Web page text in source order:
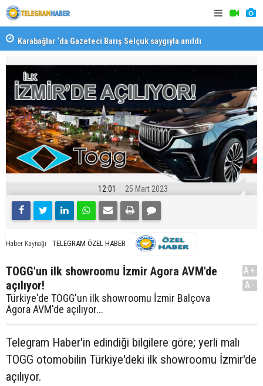
Karabağlar ‘da Gazeteci Barış Selçuk saygıyla anıldı
12:01 25 Mart 2023
Haber Kaynağı TELEGRAM ÖZEL HABER
TOGG'un ilk showroomu İzmir Agora AVM'de
açılıyor!
Türkiye'de TOGG'un ilk showroomu İzmir Balçova
Agora AVM'de açılıyor...
A+
A-
Telegram Haber'in edindiği bilgilere göre; yerli malı
TOGG otomobilin Türkiye'deki ilk showroomu İzmir'de
açılıyor.